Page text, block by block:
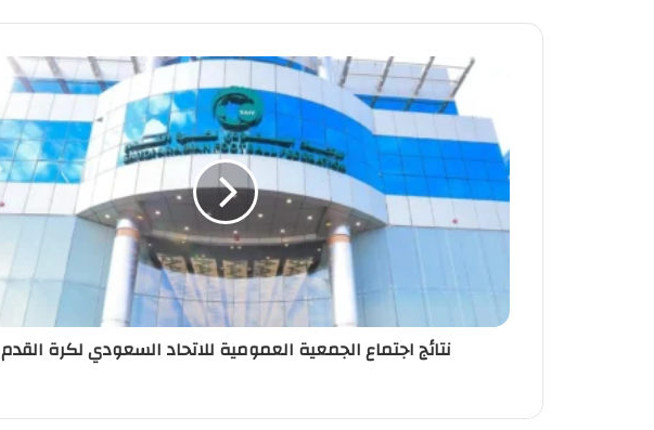
نتائج اجتماع الجمعية العمومية للاتحاد السعودي لكرة القدم